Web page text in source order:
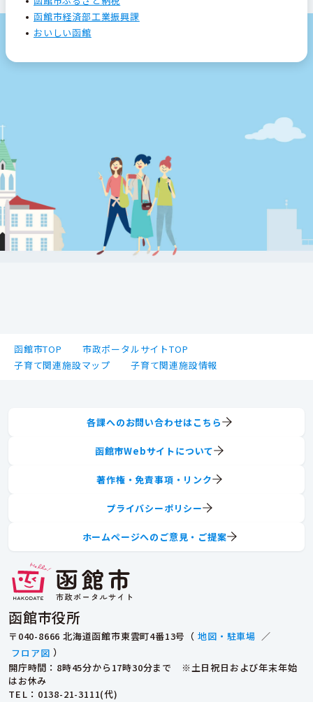
函館市経済部工業振興課
おいしい函館
函館市TOP
市政ポータルサイトTOP
子育て関連施設マップ
子育て関連施設情報
函館市役所
〒040-8666 北海道函館市東雲町4番13号（ 地図・駐車場 ／
フロア図 ）
開庁時間：8時45分から17時30分まで ※土日祝日および年末年始
はお休み
TEL ：0138-21-3111(代)
各課へのお問い合わせはこちら
函館市Webサイトについて
著作権・免責事項・リンク
プライバシーポリシー
ホームページへのご意見・ご提案